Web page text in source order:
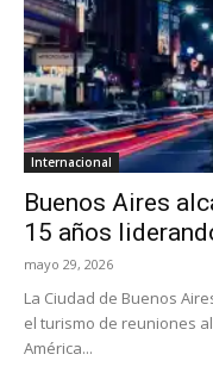
Internacional
Buenos Aires
15 años
mayo 29, 2026
La Ciudad de Buenos
el turismo de reuniones
América...